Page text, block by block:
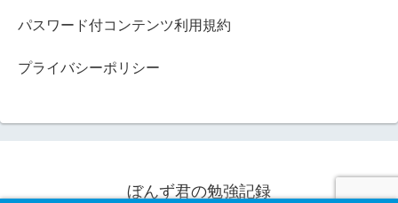
パスワード付コンテンツ利用規約
プライバシーポリシー
ぼんず君の勉強記録